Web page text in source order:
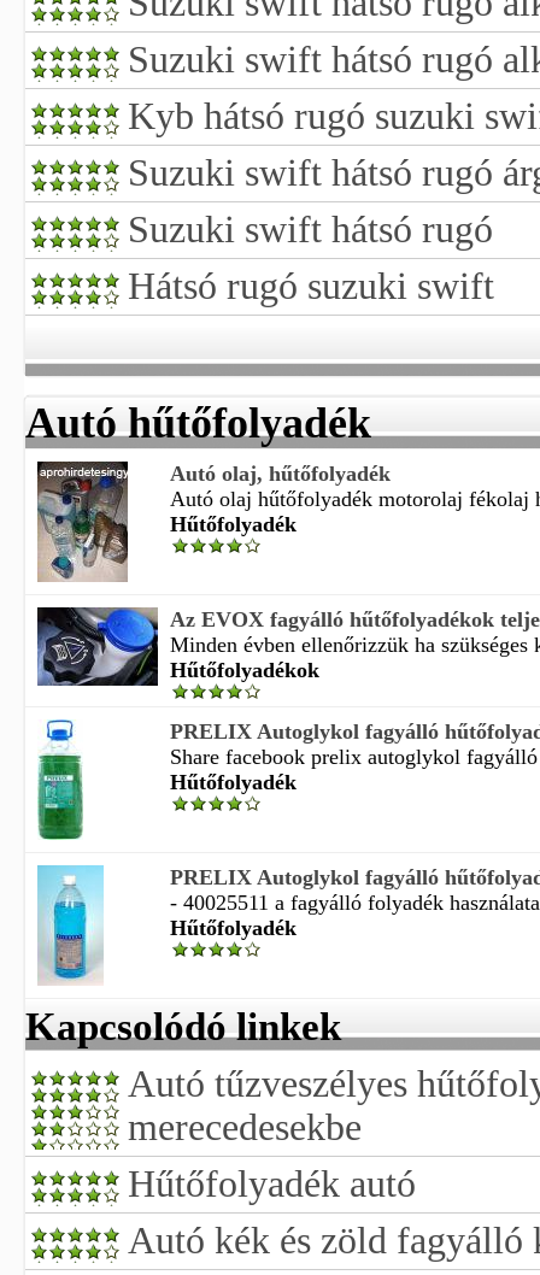
Suzuki swift hátsó rugó
Kyb hátsó rugó suzuki
Suzuki swift hátsó rugó
Suzuki swift hátsó rugó
Hátsó rugó suzuki swift
Autó hűtőfolyadék
Autó olaj, hűtőfolyadék
Autó olaj hűtőfolyadék motorolaj fékolaj
Hűtőfolyadék
Az EVOX fagyálló hűtőfolyadékok
Minden évben ellenőrizzük ha
Hűtőfolyadékok
PRELIX Autoglykol fagyálló
Share facebook prelix autoglykol
Hűtőfolyadék
PRELIX Autoglykol fagyálló
- 40025511 a fagyálló folyadék
Hűtőfolyadék
Kapcsolódó linkek
Autó tűzveszélyes
merecedesekbe
Hűtőfolyadék autó
Autó kék és zöld fagyálló